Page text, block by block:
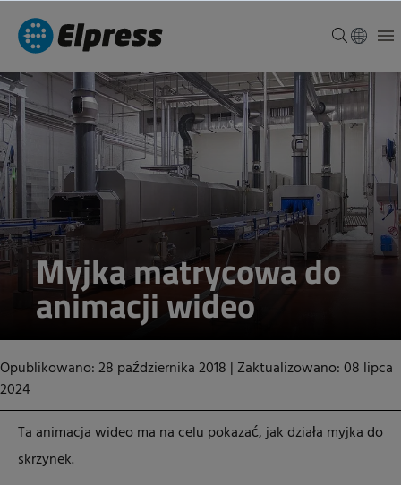
Myjka matrycowa do
animacji wideo
Opublikowano: 28 października 2018 | Zaktualizowano: 08 lipca
2024
Ta animacja wideo ma na celu pokazać, jak działa myjka do
skrzynek.